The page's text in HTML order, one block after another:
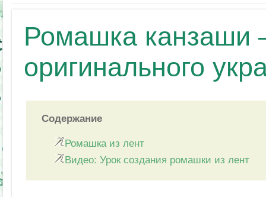
Ромашка канзаши
оригинального
Содержание
Ромашка из лент
Видео: Урок создания ромашки из лент